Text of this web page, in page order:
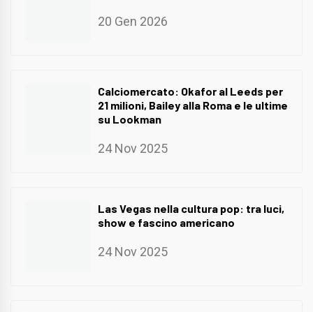
20 Gen 2026
Calciomercato: Okafor al Leeds per
21 milioni, Bailey alla Roma e le ultime
su Lookman
24 Nov 2025
Las Vegas nella cultura pop: tra luci,
show e fascino americano
24 Nov 2025